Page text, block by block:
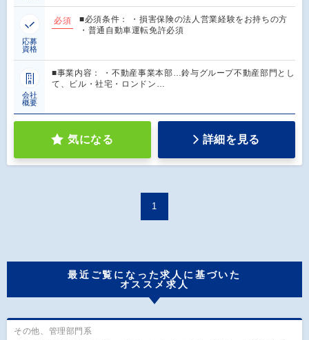
応募
資格
必須
■必須条件： ・損害保険の法人営業経験をお持ちの方
・普通自動車運転免許必須
会社
概要
■事業内容： ・不動産事業本部…鈴与グループ不動産部門とし
て、ビル・社宅・ロンドン…
気になる 詳細を見る
1
最近ご覧になった求人に基づいた
オススメ求人
その他、管理部門系